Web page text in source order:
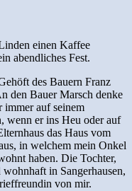
einen Kaffee
abendliches Fest.
des Bauern Franz
den Bauer Marsch denke
immer auf seinem
wenn er ins Heu oder auf
das Haus vom
in welchem mein Onkel
haben. Die Tochter,
in Sangerhausen,
von mir.